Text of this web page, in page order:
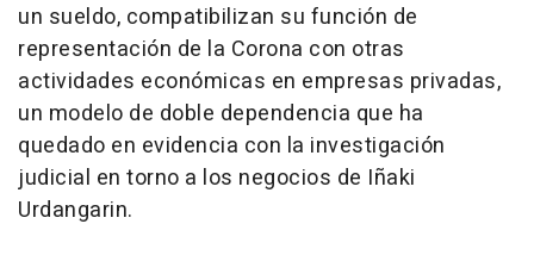
un sueldo, compatibilizan su función de
representación de la Corona con otras
actividades económicas en empresas privadas,
un modelo de doble dependencia que ha
quedado en evidencia con la investigación
judicial en torno a los negocios de Iñaki
Urdangarin.